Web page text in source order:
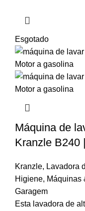
Esgotado
Máquina de
Kranzle B240
Kranzle, Lavadora
Higiene, Máquinas
Garagem
Esta lavadora de